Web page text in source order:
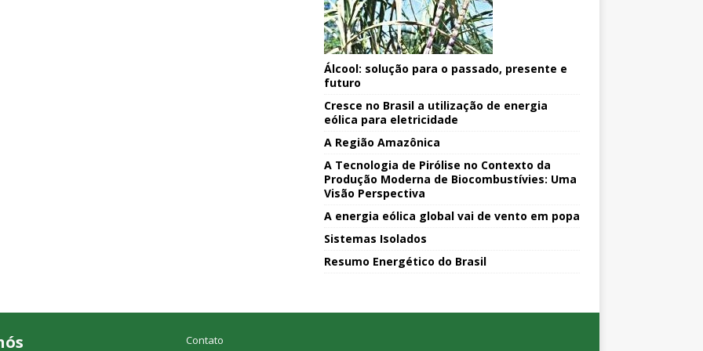
Álcool: solução para o passado, presente e
futuro
Cresce no Brasil a utilização de energia
eólica para eletricidade
A Região Amazônica
A Tecnologia de Pirólise no Contexto da
Produção Moderna de Biocombustívies: Uma
Visão Perspectiva
A energia eólica global vai de vento em popa
Sistemas Isolados
Resumo Energético do Brasil
Contato